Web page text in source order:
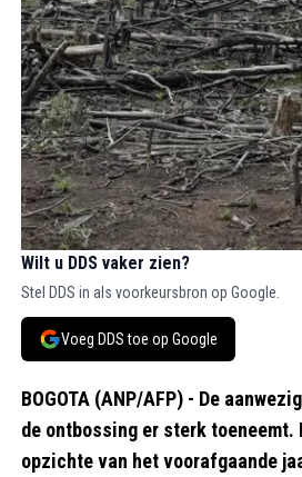
Wilt u DDS vaker zien?
Stel DDS in als voorkeursbron op Google.
Voeg DDS toe op Google
BOGOTA (ANP/AFP) - De
de ontbossing er sterk
opzichte van het voorafgaande